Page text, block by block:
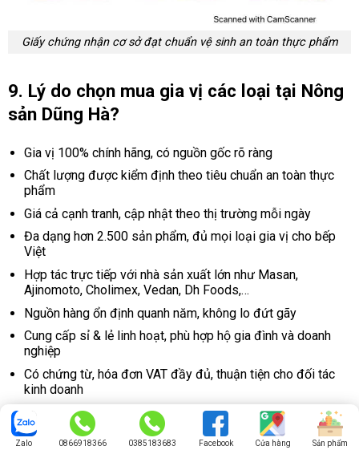
Giấy chứng nhận cơ sở đạt chuẩn vệ sinh an toàn thực phẩm
9. Lý do chọn mua gia vị các loại tại Nông
sản Dũng Hà?
Gia vị 100% chính hãng, có nguồn gốc rõ ràng
Chất lượng được kiểm định theo tiêu chuẩn an toàn thực
phẩm
Giá cả cạnh tranh, cập nhật theo thị trường mỗi ngày
Đa dạng hơn 2.500 sản phẩm, đủ mọi loại gia vị cho bếp
Việt
Hợp tác trực tiếp với nhà sản xuất lớn như Masan,
Ajinomoto, Cholimex, Vedan, Dh Foods,…
Nguồn hàng ổn định quanh năm, không lo đứt gãy
Cung cấp sỉ & lẻ linh hoạt, phù hợp hộ gia đình và doanh
nghiệp
Có chứng từ, hóa đơn VAT đầy đủ, thuận tiện cho đối tác
kinh doanh
Giao hàng nhanh toàn quốc, tiết kiệm thời gian cho khách
hàng
Chính sách đổi trả rõ ràng, đảm bảo quyền lợi người mua
Zalo 0866918366 0385183683 Facebook Cửa hàng Sản phẩm